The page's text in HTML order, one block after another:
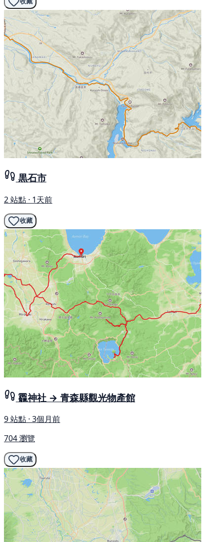
黒石市
2 站點 · 1天前
收藏
龗神社 → 青森縣觀光物產館
9 站點 · 3個月前
704 瀏覽
收藏